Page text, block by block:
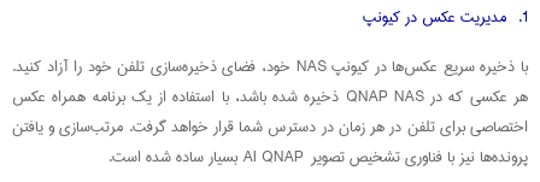
1. مدیریت عکس در کیونپ
با ذخیره سریع عکس‌ها در کیونپ NAS خود، فضای ذخیره‌سازی تلفن خود را آزاد کنید.
هر عکسی که در QNAP NAS ذخیره شده باشد، با استفاده از یک برنامه همراه عکس
اختصاصی برای تلفن در هر زمان در دسترس شما قرار خواهد گرفت. مرتب‌سازی و یافتن
پرونده‌ها نیز با فناوری تشخیص تصویر AI QNAP بسیار ساده شده است.